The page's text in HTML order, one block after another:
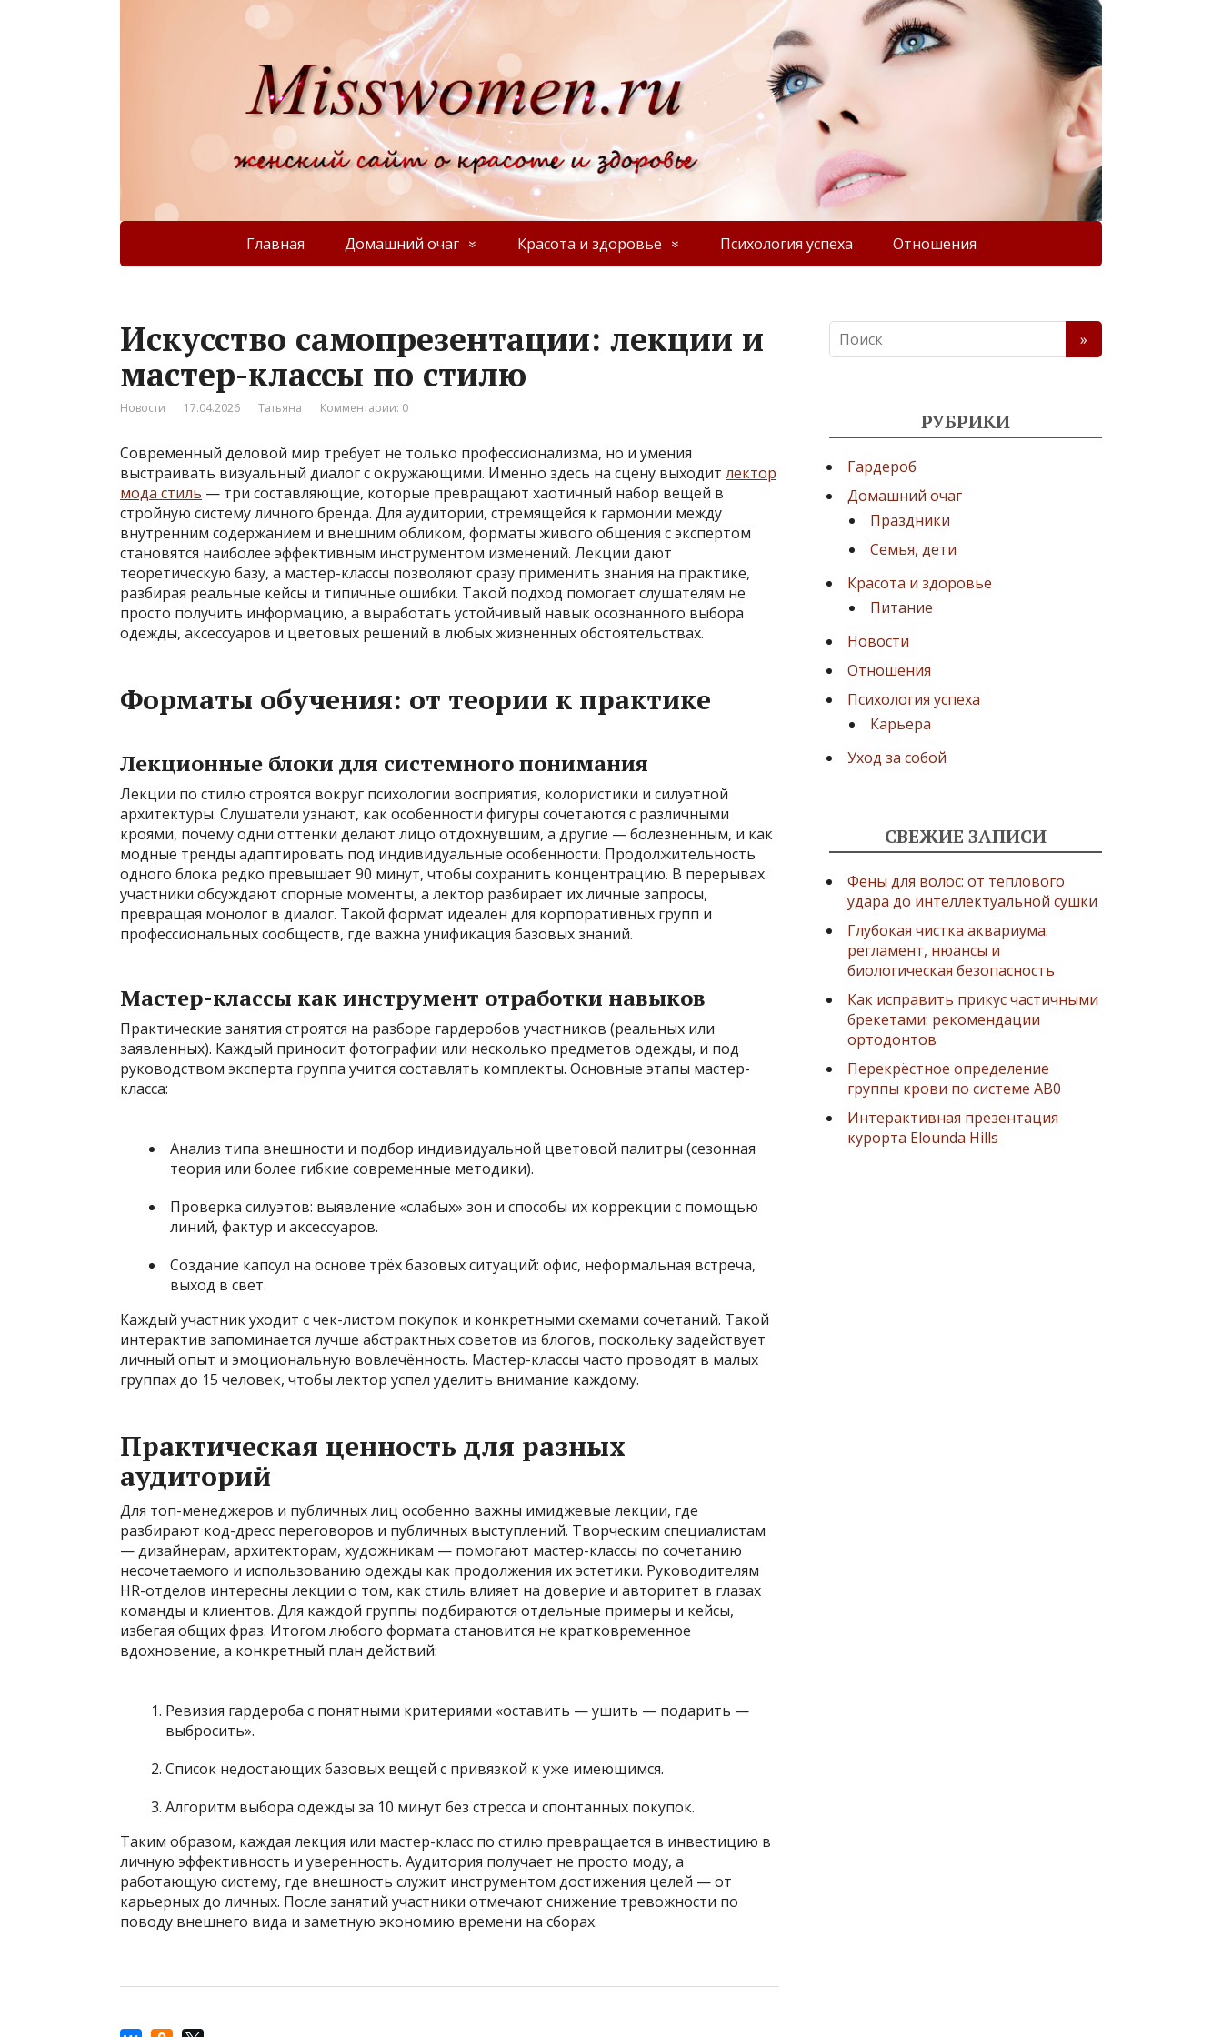
Главная Домашний очаг Красота и здоровье Психология успеха Отношения
Искусство самопрезентации: лекции и
мастер-классы по стилю
Новости 17.04.2026 Татьяна Комментарии: 0
Современный деловой мир требует не только профессионализма, но и умения
выстраивать визуальный диалог с окружающими. Именно здесь на сцену выходит лектор
мода стиль — три составляющие, которые превращают хаотичный набор вещей в
стройную систему личного бренда. Для аудитории, стремящейся к гармонии между
внутренним содержанием и внешним обликом, форматы живого общения с экспертом
становятся наиболее эффективным инструментом изменений. Лекции дают
теоретическую базу, а мастер-классы позволяют сразу применить знания на практике,
разбирая реальные кейсы и типичные ошибки. Такой подход помогает слушателям не
просто получить информацию, а выработать устойчивый навык осознанного выбора
одежды, аксессуаров и цветовых решений в любых жизненных обстоятельствах.
Форматы обучения: от теории к практике
Лекционные блоки для системного понимания
Лекции по стилю строятся вокруг психологии восприятия, колористики и силуэтной
архитектуры. Слушатели узнают, как особенности фигуры сочетаются с различными
кроями, почему одни оттенки делают лицо отдохнувшим, а другие — болезненным, и как
модные тренды адаптировать под индивидуальные особенности. Продолжительность
одного блока редко превышает 90 минут, чтобы сохранить концентрацию. В перерывах
участники обсуждают спорные моменты, а лектор разбирает их личные запросы,
превращая монолог в диалог. Такой формат идеален для корпоративных групп и
профессиональных сообществ, где важна унификация базовых знаний.
Мастер-классы как инструмент отработки навыков
Практические занятия строятся на разборе гардеробов участников (реальных или
заявленных). Каждый приносит фотографии или несколько предметов одежды, и под
руководством эксперта группа учится составлять комплекты. Основные этапы мастер-
класса:
Анализ типа внешности и подбор индивидуальной цветовой палитры (сезонная
теория или более гибкие современные методики).
Проверка силуэтов: выявление «слабых» зон и способы их коррекции с помощью
линий, фактур и аксессуаров.
Создание капсул на основе трёх базовых ситуаций: офис, неформальная встреча,
выход в свет.
Каждый участник уходит с чек-листом покупок и конкретными схемами сочетаний. Такой
интерактив запоминается лучше абстрактных советов из блогов, поскольку задействует
личный опыт и эмоциональную вовлечённость. Мастер-классы часто проводят в малых
группах до 15 человек, чтобы лектор успел уделить внимание каждому.
Практическая ценность для разных
аудиторий
Для топ-менеджеров и публичных лиц особенно важны имиджевые лекции, где
разбирают код-дресс переговоров и публичных выступлений. Творческим специалистам
— дизайнерам, архитекторам, художникам — помогают мастер-классы по сочетанию
несочетаемого и использованию одежды как продолжения их эстетики. Руководителям
HR-отделов интересны лекции о том, как стиль влияет на доверие и авторитет в глазах
команды и клиентов. Для каждой группы подбираются отдельные примеры и кейсы,
избегая общих фраз. Итогом любого формата становится не кратковременное
вдохновение, а конкретный план действий:
Ревизия гардероба с понятными критериями «оставить — ушить — подарить —
выбросить».
Список недостающих базовых вещей с привязкой к уже имеющимся.
Алгоритм выбора одежды за 10 минут без стресса и спонтанных покупок.
Таким образом, каждая лекция или мастер-класс по стилю превращается в инвестицию в
личную эффективность и уверенность. Аудитория получает не просто моду, а
работающую систему, где внешность служит инструментом достижения целей — от
карьерных до личных. После занятий участники отмечают снижение тревожности по
поводу внешнего вида и заметную экономию времени на сборах.
РУБРИКИ
Гардероб
Домашний очаг
Праздники
Семья, дети
Красота и здоровье
Питание
Новости
Отношения
Психология успеха
Карьера
Уход за собой
СВЕЖИЕ ЗАПИСИ
Фены для волос: от теплового
удара до интеллектуальной сушки
Глубокая чистка аквариума:
регламент, нюансы и
биологическая безопасность
Как исправить прикус частичными
брекетами: рекомендации
ортодонтов
Перекрёстное определение
группы крови по системе AB0
Интерактивная презентация
курорта Elounda Hills